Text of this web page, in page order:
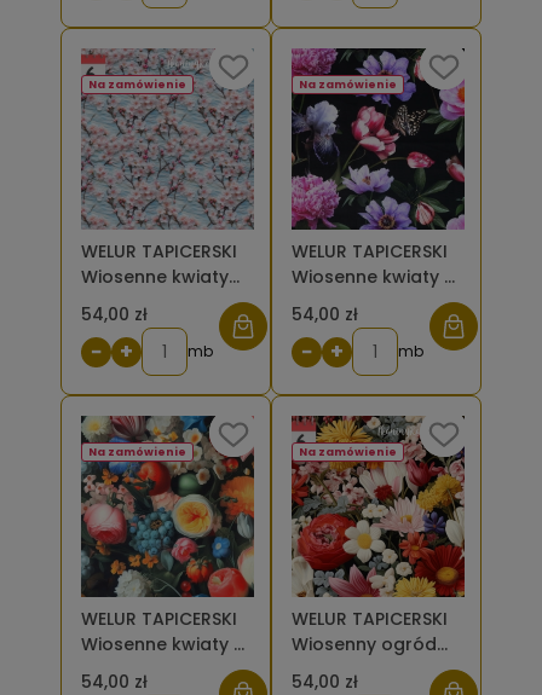
WELUR TAPICERSKI
Wiosenne kwiaty
haft wiśni 2 [6]
54,00 zł
Na zamówienie
− + mb
WELUR TAPICERSKI
Wiosenne kwiaty z
motylami [6-8]
54,00 zł
Na zamówienie
− + mb
WELUR TAPICERSKI
Wiosenne kwiaty z
owocami [6-8]
54,00 zł
Na zamówienie
WELUR TAPICERSKI
Wiosenny ogród
[6]
54,00 zł
Na zamówienie